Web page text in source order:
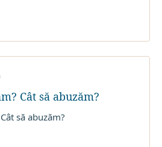
Cât să abuzăm?
să abuzăm?